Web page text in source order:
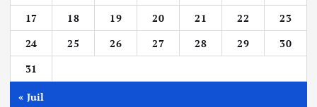
17
18 19 20 21 22
23
24
25 26 27 28 29
30
31
« Juil